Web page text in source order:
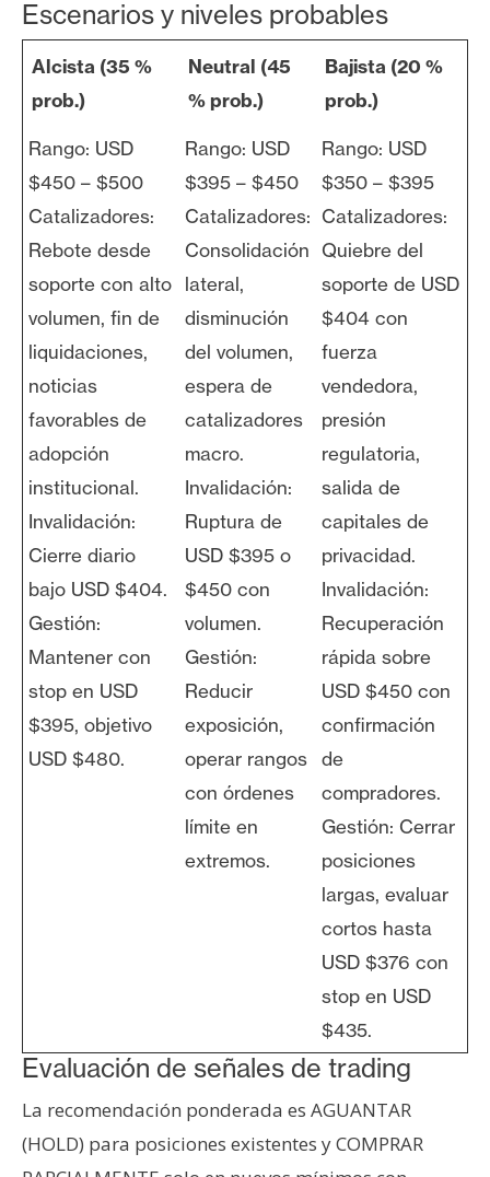
Escenarios y niveles probables
Alcista (35 %
prob.)
Neutral (45
% prob.)
Bajista (20 %
prob.)
Rango: USD
$450 – $500
Catalizadores:
Rebote desde
soporte con alto
volumen, fin de
liquidaciones,
noticias
favorables de
adopción
institucional.
Invalidación:
Cierre diario
bajo USD $404.
Gestión:
Mantener con
stop en USD
$395, objetivo
USD $480.
Rango: USD
$395 – $450
Catalizadores:
Consolidación
lateral,
disminución
del volumen,
espera de
catalizadores
macro.
Invalidación:
Ruptura de
USD $395 o
$450 con
volumen.
Gestión:
Reducir
exposición,
operar rangos
con órdenes
límite en
extremos.
Rango: USD
$350 – $395
Catalizadores:
Quiebre del
soporte de USD
$404 con
fuerza
vendedora,
presión
regulatoria,
salida de
capitales de
privacidad.
Invalidación:
Recuperación
rápida sobre
USD $450 con
confirmación
de
compradores.
Gestión: Cerrar
posiciones
largas, evaluar
cortos hasta
USD $376 con
stop en USD
$435.
Evaluación de señales de trading
La recomendación ponderada es AGUANTAR
(HOLD) para posiciones existentes y COMPRAR